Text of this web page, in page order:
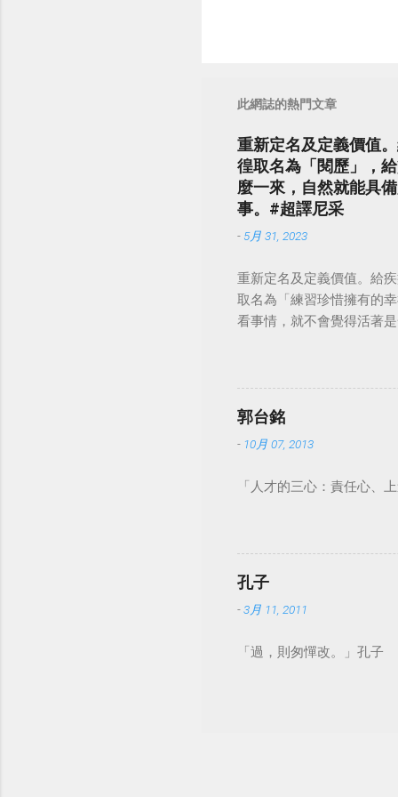
此網誌的熱門文章
重新定名及定義價值
徨取名為「閱歷」，
麼一來，自然就能具
事。#超譯尼采
- 5月 31, 2023
重新定名及定義價值。給
取名為「練習珍惜擁有的
看事情，就不會覺得活著
郭台銘
- 10月 07, 2013
「人才的三心：責任心、
孔子
-3月 11, 2011
「過，則匆憚改。」孔子